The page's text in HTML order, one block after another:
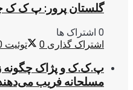
گلستان پرور: پ ک ک
0 اشتراک ها
اشتراک گذاری 0 توئیت
پ.ک.ک و پژاک چگونه
مسلحانه فریب